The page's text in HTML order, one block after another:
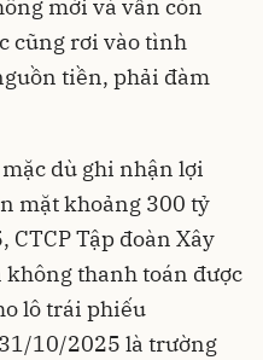
mới và vẫn còn
cũng rơi vào tình
tiền, phải đàm
dù ghi nhận lợi
mặt khoảng 300 tỷ
Tập đoàn Xây
không thanh toán được
lô trái phiếu
10/2025 là trường